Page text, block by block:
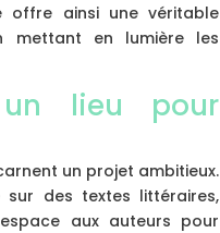
offre ainsi une véritable
mettant en lumière les
un lieu pour
un projet ambitieux.
sur des textes littéraires,
aux auteurs pour